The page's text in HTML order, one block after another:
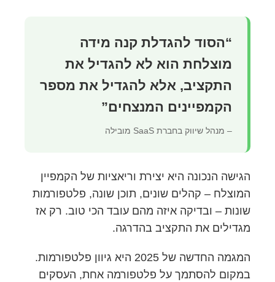
“הסוד להגדלת קנה מידה
מוצלחת הוא לא להגדיל את
התקציב, אלא להגדיל את מספר
הקמפיינים המנצחים”
– מנהל שיווק בחברת SaaS מובילה
הגישה הנכונה היא יצירת וריאציות של הקמפיין
המוצלח – קהלים שונים, תוכן שונה, פלטפורמות
שונות – ובדיקה איזה מהם עובד הכי טוב. רק אז
מגדילים את התקציב בהדרגה.
המגמה החדשה של 2025 היא גיוון פלטפורמות.
במקום להסתמך על פלטפורמה אחת, העסקים